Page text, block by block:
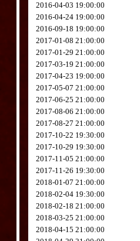
2016-04-03 19:00:00
2016-04-24 19:00:00
2016-09-18 19:00:00
2017-01-08 21:00:00
2017-01-29 21:00:00
2017-03-19 21:00:00
2017-04-23 19:00:00
2017-05-07 21:00:00
2017-06-25 21:00:00
2017-08-06 21:00:00
2017-08-27 21:00:00
2017-10-22 19:30:00
2017-10-29 19:30:00
2017-11-05 21:00:00
2017-11-26 19:30:00
2018-01-07 21:00:00
2018-02-04 19:30:00
2018-02-18 21:00:00
2018-03-25 21:00:00
2018-04-15 21:00:00